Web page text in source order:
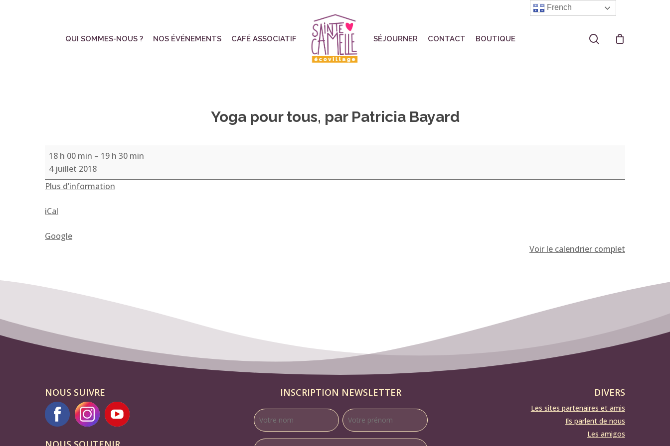
QUI SOMMES-NOUS ? NOS ÉVÉNEMENTS CAFÉ ASSOCIATIF SÉJOURNER CONTACT BOUTIQUE search
Yoga pour tous, par Patricia Bayard
Yoga
pour
tous,
par
Bayard
18 h 00 min – 19 h 30 min
4 juillet 2018
Plus d’information
iCal
Google
Voir le calendrier complet
NOUS SUIVRE INSCRIPTION NEWSLETTER DIVERS
Les sites partenaires et amis
Ils parlent de nous
Les amigos
French